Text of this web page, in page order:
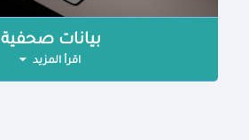
بيانات صحفية
اقرأ المزيد